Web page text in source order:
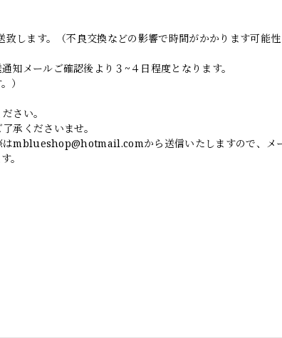
します。（不良交換などの影響で時間がかかります可能
知メールご確認後より３~４日程度となります。
）
さい。
承くださいませ。
はmblueshop@hotmail.comから送信いたしますので、メ
。